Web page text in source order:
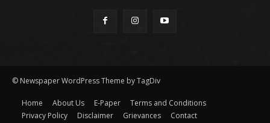
© Newspaper WordPress Theme by TagDiv
Home About Us E-Paper
Terms and Conditions
Privacy Policy
Disclaimer Grievances Contact